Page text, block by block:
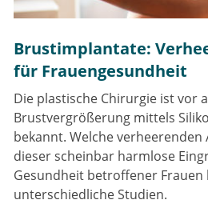
Brustimplantate:
für Frauengesundheit
Die plastische Chirurgie ist vor
Brustvergrößerung mittels
bekannt. Welche verheerenden
dieser scheinbar harmlose
Gesundheit betroffener Frauen
unterschiedliche Studien.